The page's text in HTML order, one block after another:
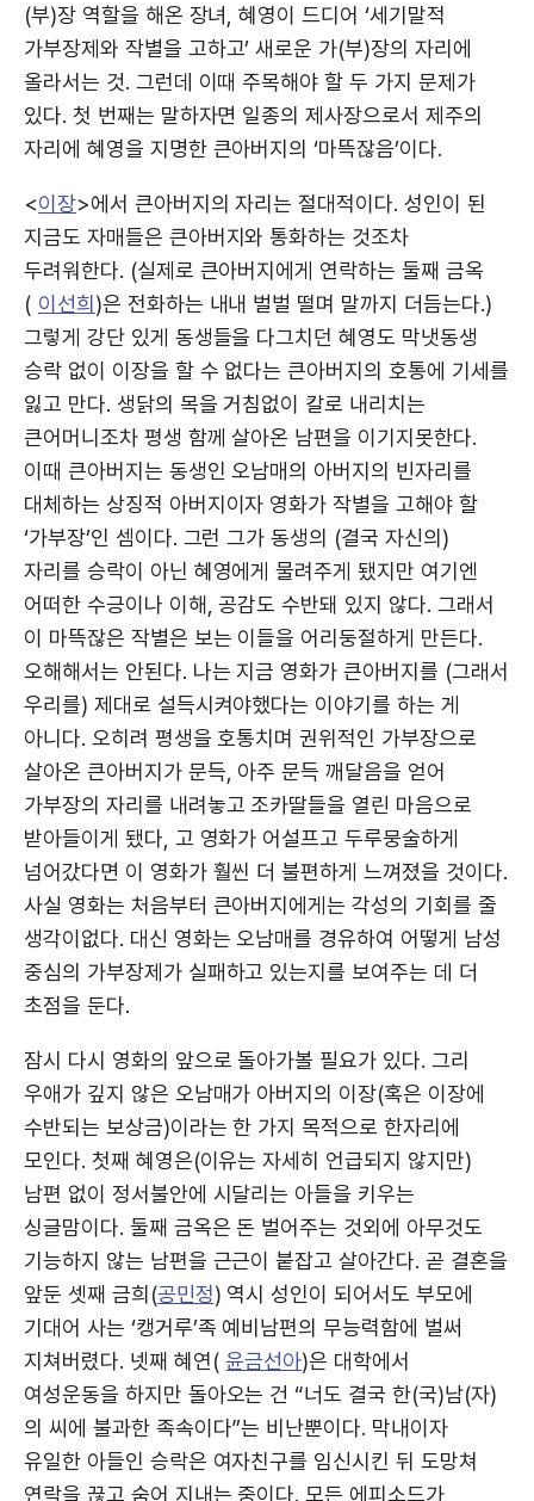
(부)장 역할을 해온 장녀, 혜영이 드디어 ‘세기말적
가부장제와 작별을 고하고’ 새로운 가(부)장의 자리에
올라서는 것. 그런데 이때 주목해야 할 두 가지 문제가
있다. 첫 번째는 말하자면 일종의 제사장으로서 제주의
자리에 혜영을 지명한 큰아버지의 ‘마뜩잖음’이다.
<이장>에서 큰아버지의 자리는 절대적이다. 성인이 된
지금도 자매들은 큰아버지와 통화하는 것조차
두려워한다. (실제로 큰아버지에게 연락하는 둘째 금옥
( 이선희)은 전화하는 내내 벌벌 떨며 말까지 더듬는다.)
그렇게 강단 있게 동생들을 다그치던 혜영도 막냇동생
승락 없이 이장을 할 수 없다는 큰아버지의 호통에 기세를
잃고 만다. 생닭의 목을 거침없이 칼로 내리치는
큰어머니조차 평생 함께 살아온 남편을 이기지못한다.
이때 큰아버지는 동생인 오남매의 아버지의 빈자리를
대체하는 상징적 아버지이자 영화가 작별을 고해야 할
‘가부장’인 셈이다. 그런 그가 동생의 (결국 자신의)
자리를 승락이 아닌 혜영에게 물려주게 됐지만 여기엔
어떠한 수긍이나 이해, 공감도 수반돼 있지 않다. 그래서
이 마뜩잖은 작별은 보는 이들을 어리둥절하게 만든다.
오해해서는 안된다. 나는 지금 영화가 큰아버지를 (그래서
우리를) 제대로 설득시켜야했다는 이야기를 하는 게
아니다. 오히려 평생을 호통치며 권위적인 가부장으로
살아온 큰아버지가 문득, 아주 문득 깨달음을 얻어
가부장의 자리를 내려놓고 조카딸들을 열린 마음으로
받아들이게 됐다, 고 영화가 어설프고 두루뭉술하게
넘어갔다면 이 영화가 훨씬 더 불편하게 느껴졌을 것이다.
사실 영화는 처음부터 큰아버지에게는 각성의 기회를 줄
생각이없다. 대신 영화는 오남매를 경유하여 어떻게 남성
중심의 가부장제가 실패하고 있는지를 보여주는 데 더
초점을 둔다.
잠시 다시 영화의 앞으로 돌아가볼 필요가 있다. 그리
우애가 깊지 않은 오남매가 아버지의 이장(혹은 이장에
수반되는 보상금)이라는 한 가지 목적으로 한자리에
모인다. 첫째 혜영은(이유는 자세히 언급되지 않지만)
남편 없이 정서불안에 시달리는 아들을 키우는
싱글맘이다. 둘째 금옥은 돈 벌어주는 것외에 아무것도
기능하지 않는 남편을 근근이 붙잡고 살아간다. 곧 결혼을
앞둔 셋째 금희(공민정) 역시 성인이 되어서도 부모에
기대어 사는 ‘캥거루’족 예비남편의 무능력함에 벌써
지쳐버렸다. 넷째 혜연( 윤금선아)은 대학에서
여성운동을 하지만 돌아오는 건 “너도 결국 한(국)남(자)
의 씨에 불과한 족속이다”는 비난뿐이다. 막내이자
유일한 아들인 승락은 여자친구를 임신시킨 뒤 도망쳐
연락을 끊고 숨어 지내는 중이다. 모든 에피소드가